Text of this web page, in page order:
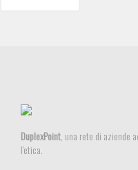
DuplexPoint , una rete di aziende
l'etica.